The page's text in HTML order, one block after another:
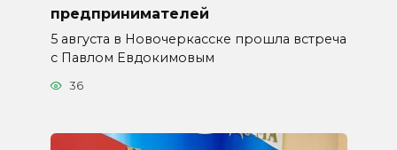
предпринимателей
5 августа в Новочеркасске прошла встреча
с Павлом Евдокимовым
36